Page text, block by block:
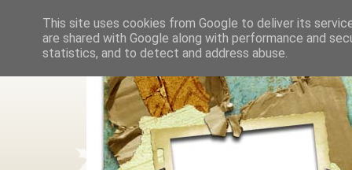
This site uses cookies from Google to deliver its
are shared with Google along with performance and
statistics, and to detect and address abuse.